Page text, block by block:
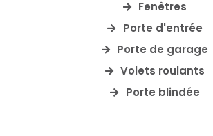
Fenêtres
Porte d'entrée
Porte de garage
Volets roulants
Porte blindée